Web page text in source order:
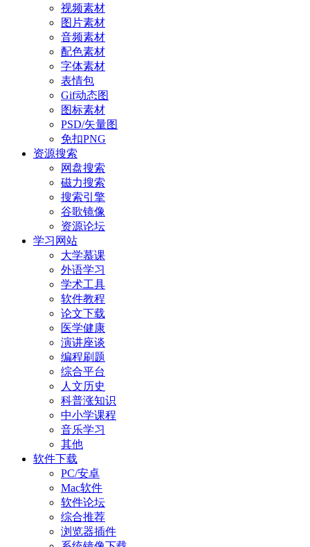
视频素材
图片素材
音频素材
配色素材
字体素材
表情包
Gif动态图
图标素材
PSD/矢量图
免扣PNG
资源搜索
网盘搜索
磁力搜索
搜索引擎
谷歌镜像
资源论坛
学习网站
大学慕课
外语学习
学术工具
软件教程
论文下载
医学健康
演讲座谈
编程刷题
综合平台
人文历史
科普涨知识
中小学课程
音乐学习
其他
软件下载
PC/安卓
Mac软件
软件论坛
综合推荐
浏览器插件